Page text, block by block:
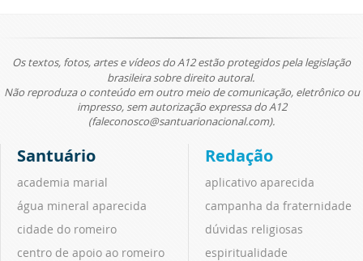
Os textos, fotos, artes e vídeos do A12 estão protegidos pela legislação
brasileira sobre direito autoral.
Não reproduza o conteúdo em outro meio de comunicação, eletrônico ou
impresso, sem autorização expressa do A12
(faleconosco@santuarionacional.com).
Santuário
academia marial
água mineral aparecida
cidade do romeiro
centro de apoio ao romeiro
Redação
aplicativo aparecida
campanha da fraternidade
dúvidas religiosas
espiritualidade